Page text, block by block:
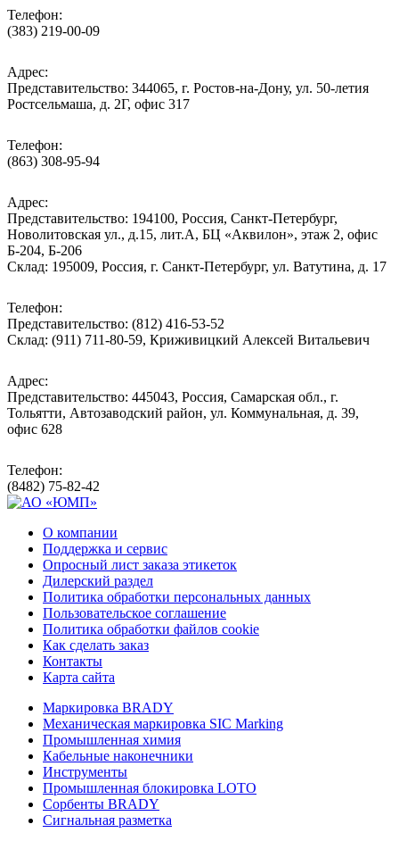
Телефон:
(383) 219-00-09
Адрес:
Представительство: 344065, г. Ростов-на-Дону, ул. 50-летия
Ростсельмаша, д. 2Г, офис 317
Телефон:
(863) 308-95-94
Адрес:
Представительство: 194100, Россия, Санкт-Петербург,
Новолитовская ул., д.15, лит.А, БЦ «Аквилон», этаж 2, офис
Б-204, Б-206
Склад: 195009, Россия, г. Санкт-Петербург, ул. Ватутина, д. 17
Телефон:
Представительство: (812) 416-53-52
Склад: (911) 711-80-59, Криживицкий Алексей Витальевич
Адрес:
Представительство: 445043, Россия, Самарская обл., г.
Тольятти, Автозаводский район, ул. Коммунальная, д. 39,
офис 628
Телефон:
(8482) 75-82-42
О компании
Поддержка и сервис
Опросный лист заказа этикеток
Дилерский раздел
Политика обработки персональных данных
Пользовательское соглашение
Политика обработки файлов cookie
Как сделать заказ
Контакты
Карта сайта
Маркировка BRADY
Механическая маркировка SIC Marking
Промышленная химия
Кабельные наконечники
Инструменты
Промышленная блокировка LOTO
Сорбенты BRADY
Сигнальная разметка